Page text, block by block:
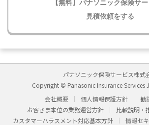
【無料】パナソニック保険サ
見積依頼をする
パナソニック保険サービス株式
Copyright © Panasonic Insurance Services
会社概要
個人情報保護方針
勧
お客さま本位の業務運営方針
比較説明・
カスタマーハラスメント対応基本方針
情報セ